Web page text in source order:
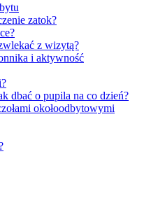
zatok?
z wizytą?
i aktywność
dbać o pupila na co dzień?
okołoodbytowymi